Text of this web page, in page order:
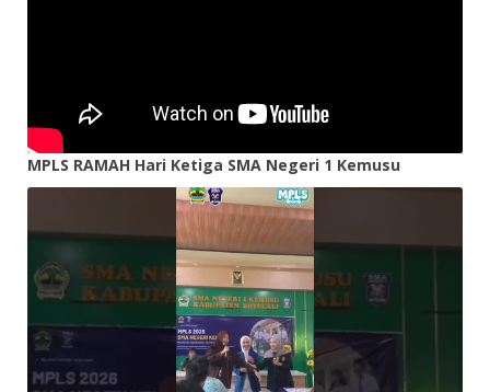
MPLS RAMAH Hari Ketiga SMA Negeri 1 Kemusu